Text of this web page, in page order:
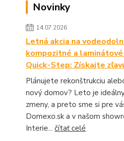
Novinky
14.07.2026
Letná akcia na
kompozitné a
Quick-Step: Získajte
Plánujete rekonštrukciu
nový domov? Leto je
zmeny, a preto sme si pre
Domexo.sk a v našom
Interie... čítať celé